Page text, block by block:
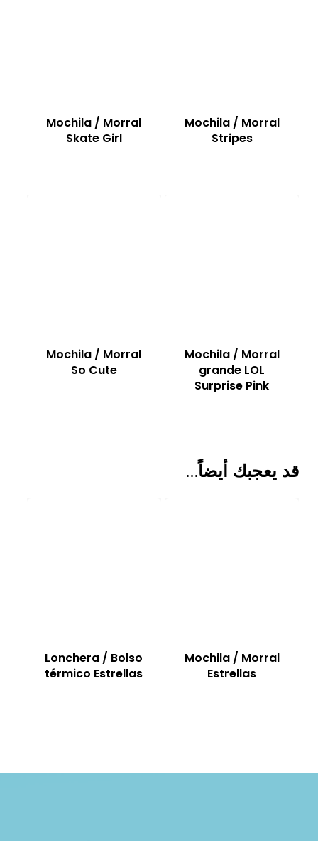
Mochila / Morral
Stripes
Mochila / Morral
Skate Girl
Mochila / Morral
grande LOL
Surprise Pink
Mochila / Morral
So Cute
قد يعجبك أيضاً…
Mochila / Morral
Estrellas
Lonchera / Bolso
térmico Estrellas